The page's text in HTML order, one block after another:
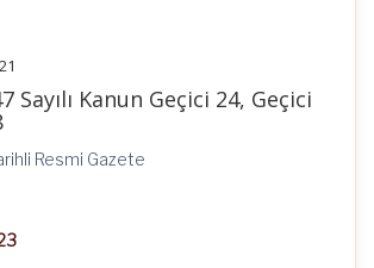
Sayılı Kanun Geçici 24, Geçici
Resmi Gazete